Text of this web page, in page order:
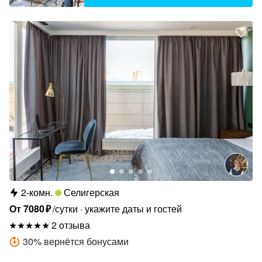
2-комн.
Селигерская
От7080₽/сутки укажите даты и гостей
2 отзыва
30% вернётся бонусами